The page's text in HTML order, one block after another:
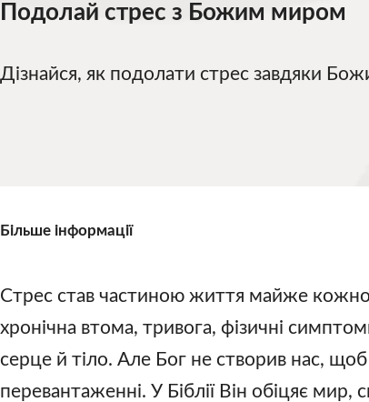
Подолай стрес з Божим миром
Дізнайся, як подолати стрес завдяки
Більше інформації
Стрес став частиною життя майже
хронічна втома, тривога, фізичні
серце й тіло. Але Бог не створив нас,
перевантаженні. У Біблії Він обіцяє мир,